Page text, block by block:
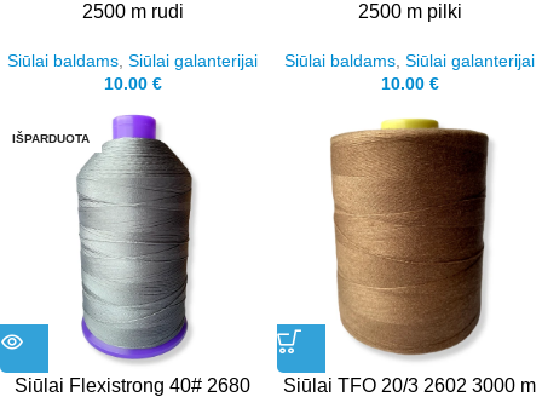
2500 m rudi
Siūlai baldams Siūlai galanterijai
10.00 €
2500 m pilki
Siūlai baldams Siūlai galanterijai
10.00 €
IŠPARDUOTA
Siūlai Flexistrong 40# 2680
Siūlai TFO 20/3 2602 3000 m